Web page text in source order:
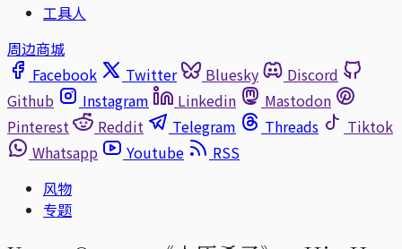
工具人
周边商城
Facebook
Twitter Bluesky
Discord
Github
Instagram Linkedin
Mastodon
Pinterest
Reddit Telegram Threads
Tiktok
Whatsapp
Youtube
RSS
风物
专题